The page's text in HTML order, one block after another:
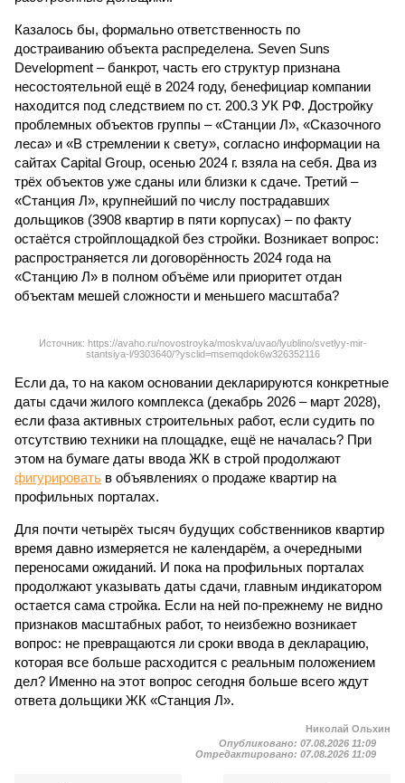
Казалось бы, формально ответственность по
достраиванию объекта распределена. Seven Suns
Development – банкрот, часть его структур признана
несостоятельной ещё в 2024 году, бенефициар компании
находится под следствием по ст. 200.3 УК РФ. Достройку
проблемных объектов группы – «Станции Л», «Сказочного
леса» и «В стремлении к свету», согласно информации на
сайтах Capital Group, осенью 2024 г. взяла на себя. Два из
трёх объектов уже сданы или близки к сдаче. Третий –
«Станция Л», крупнейший по числу пострадавших
дольщиков (3908 квартир в пяти корпусах) – по факту
остаётся стройплощадкой без стройки. Возникает вопрос:
распространяется ли договорённость 2024 года на
«Станцию Л» в полном объёме или приоритет отдан
объектам мешей сложности и меньшего масштаба?
Источник: https://avaho.ru/novostroyka/moskva/uvao/lyublino/svetlyy-mir-
stantsiya-l/9303640/?ysclid=msemqdok6w326352116
Если да, то на каком основании декларируются конкретные
даты сдачи жилого комплекса (декабрь 2026 – март 2028),
если фаза активных строительных работ, если судить по
отсутствию техники на площадке, ещё не началась? При
этом на бумаге даты ввода ЖК в строй продолжают
фигурировать в объявлениях о продаже квартир на
профильных порталах.
Для почти четырёх тысяч будущих собственников квартир
время давно измеряется не календарём, а очередными
переносами ожиданий. И пока на профильных порталах
продолжают указывать даты сдачи, главным индикатором
остается сама стройка. Если на ней по-прежнему не видно
признаков масштабных работ, то неизбежно возникает
вопрос: не превращаются ли сроки ввода в декларацию,
которая все больше расходится с реальным положением
дел? Именно на этот вопрос сегодня больше всего ждут
ответа дольщики ЖК «Станция Л».
Николай Ольхин
Опубликовано: 07.08.2026 11:09
Отредактировано: 07.08.2026 11:09